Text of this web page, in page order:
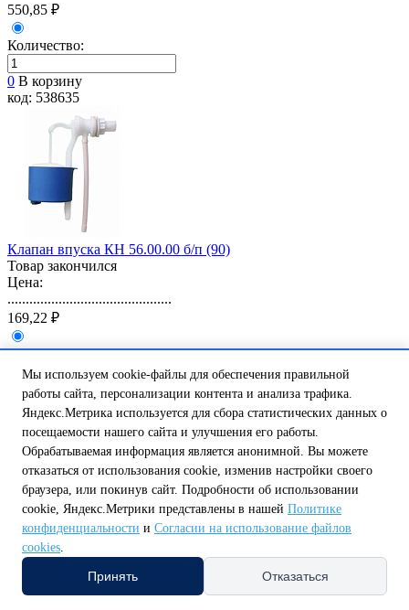
550,85 ₽
Количество:
0 В корзину
код: 538635
Клапан впуска КН 56.00.00 б/п (90)
Товар закончился
Цена:
.............................................
169,22 ₽
Сообщить о наличии
код: 549006
Арматура А 105.56.14.3 б/п кнопка хром (22)
Есть в наличии
Цена:
.............................................
538,27 ₽
Мы используем cookie-файлы для обеспечения правильной
работы сайта, персонализации контента и анализа трафика.
Яндекс.Метрика используется для сбора статистических данных о
посещаемости нашего сайта и улучшения его работы.
Обрабатываемая информация является анонимной. Вы можете
отказаться от использования cookie, изменив настройки своего
браузера, или покинув сайт. Подробности об использовании
cookie, Яндекс.Метрики представлены в нашей Политике
конфиденциальности и Согласии на использование файлов
cookies.
Принять Отказаться